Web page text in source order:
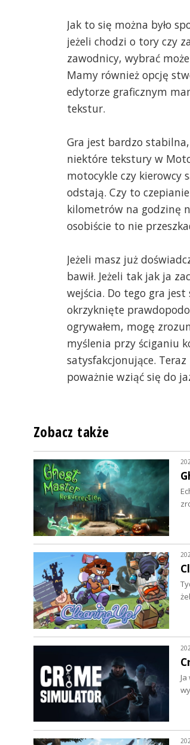
Jak to się można było
jeżeli chodzi o tory czy
zawodnicy, wybrać
Mamy również opcję
edytorze graficznym
tekstur.
Gra jest bardzo
niektóre tekstury w
motocykle czy kierowcy
odstają. Czy to
kilometrów na godzinę
osobiście to nie
Jeżeli masz już
bawił. Jeżeli tak jak ja
wejścia. Do tego gra
okrzyknięte
ogrywałem, mogę
myślenia przy ściganiu
satysfakcjonujące.
poważnie wziąć się do
Zobacz także